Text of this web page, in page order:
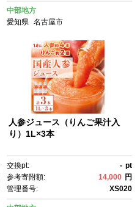
中部地方
愛知県 名古屋市
人参ジュース（りんご果汁入
り）1L×3本
交換pt: - pt
参考寄附額:
14,000 円
管理番号:
XS020